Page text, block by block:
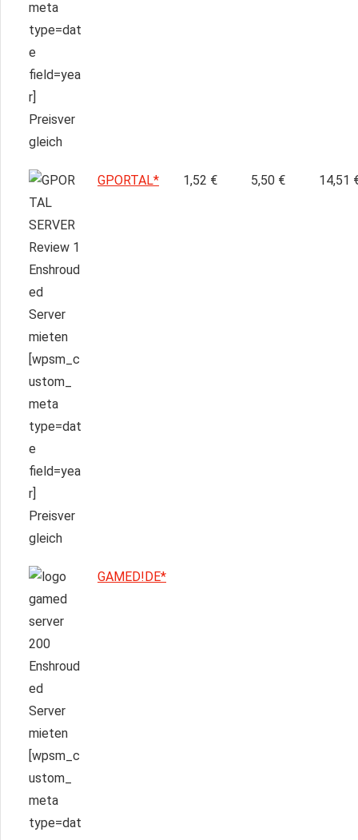
GPORTAL* 1,52 € 5,50 € 14,51
GAMED!DE*